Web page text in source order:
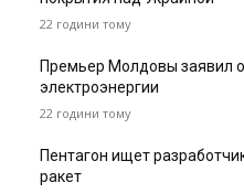
22 години тому
Премьер Молдовы заявил
электроэнергии
22 години тому
Пентагон ищет
ракет